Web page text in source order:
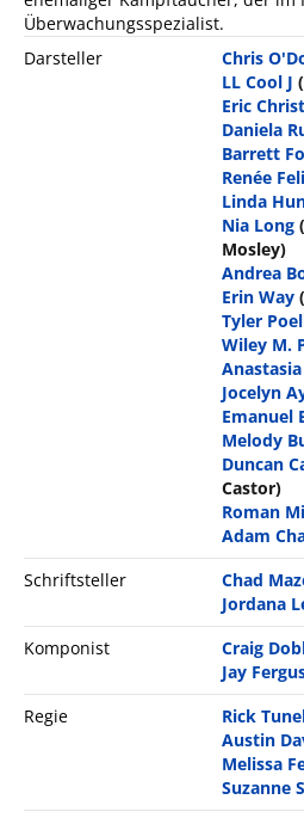
Überwachungsspezialist.
Darsteller
Chris
LL Cool J
Eric
Daniela
Barrett
Renée
Linda
Nia Long
Mosley)
Andrea
Erin Way
Tyler
Wiley M.
Jocelyn
Emanuel
Melody
Duncan
Castor)
Roman
Adam
Schriftsteller
Chad
Jordana
Komponist
Craig
Jay
Regie
Rick
Austin
Melissa
Suzanne